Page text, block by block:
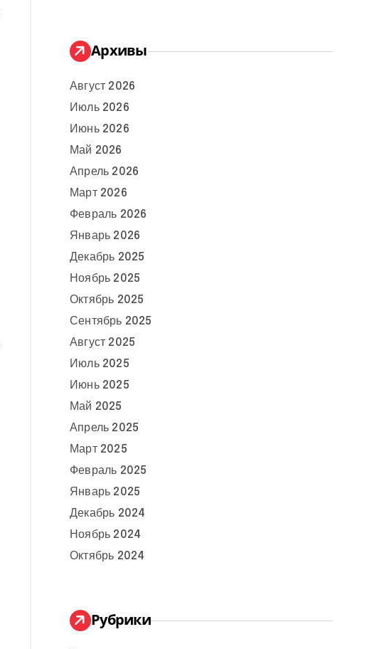
Архивы
Август 2026
Июль 2026
Июнь 2026
Май 2026
Апрель 2026
Март 2026
Февраль 2026
Январь 2026
Декабрь 2025
Ноябрь 2025
Октябрь 2025
Сентябрь 2025
Август 2025
Июль 2025
Июнь 2025
Май 2025
Апрель 2025
Март 2025
Февраль 2025
Январь 2025
Декабрь 2024
Ноябрь 2024
Октябрь 2024
Рубрики